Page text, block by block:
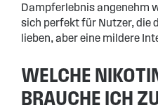
Dampferlebnis angenehm
sich perfekt für Nutzer, die
lieben, aber eine mildere
WELCHE
BRAUCHE ICH